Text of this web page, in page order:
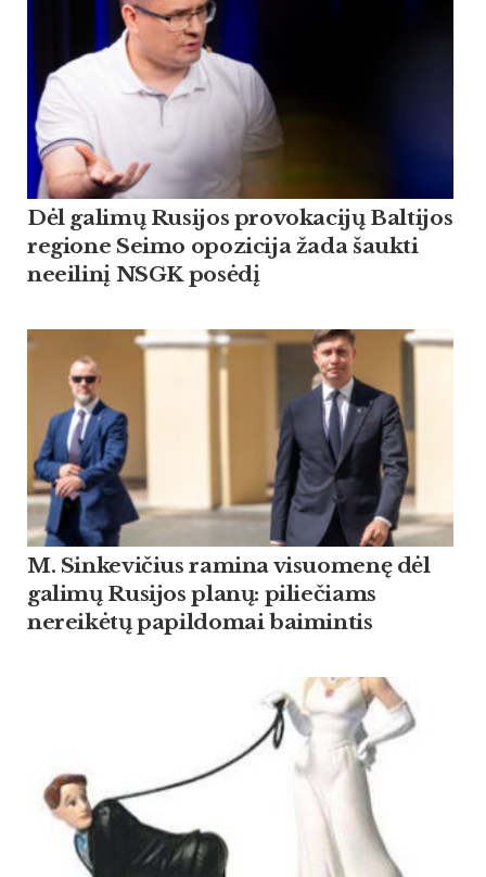
Dėl galimų Rusijos provokacijų Baltijos
regione Seimo opozicija žada šaukti
neeilinį NSGK posėdį
M. Sinkevičius ramina visuomenę dėl
galimų Rusijos planų: piliečiams
nereikėtų papildomai baimintis